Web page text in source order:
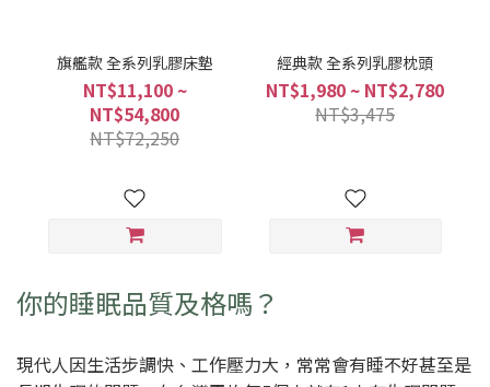
旗艦款 全系列乳膠床墊
NT$11,100 ~
NT$54,800
NT$72,250
經典款 全系列乳膠枕頭
NT$1,980 ~ NT$2,780
NT$3,475
你的睡眠品質及格嗎？
現代人因生活步調快、工作壓力大，常常會有睡不好甚至是